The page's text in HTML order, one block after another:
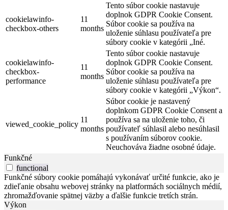
cookielawinfo-
checkbox-others
11
months
Tento súbor cookie nastavuje
doplnok GDPR Cookie Consent.
Súbor cookie sa používa na
uloženie súhlasu používateľa pre
súbory cookie v kategórii „Iné.
cookielawinfo-
checkbox-
performance
11
months
Tento súbor cookie nastavuje
doplnok GDPR Cookie Consent.
Súbor cookie sa používa na
uloženie súhlasu používateľa pre
súbory cookie v kategórii „Výkon“.
viewed_cookie_policy
11
months
Súbor cookie je nastavený
doplnkom GDPR Cookie Consent a
používa sa na uloženie toho, či
používateľ súhlasil alebo nesúhlasil
s používaním súborov cookie.
Neuchováva žiadne osobné údaje.
Funkčné
functional
Funkčné súbory cookie pomáhajú vykonávať určité funkcie, ako je
zdieľanie obsahu webovej stránky na platformách sociálnych médií,
zhromažďovanie spätnej väzby a ďalšie funkcie tretích strán.
Výkon